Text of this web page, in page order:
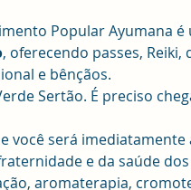
Popular Ayumana
, oferecendo passes, Reiki,
e bênçãos.
Sertão. É preciso
você será
e da saúde
aromaterapia,